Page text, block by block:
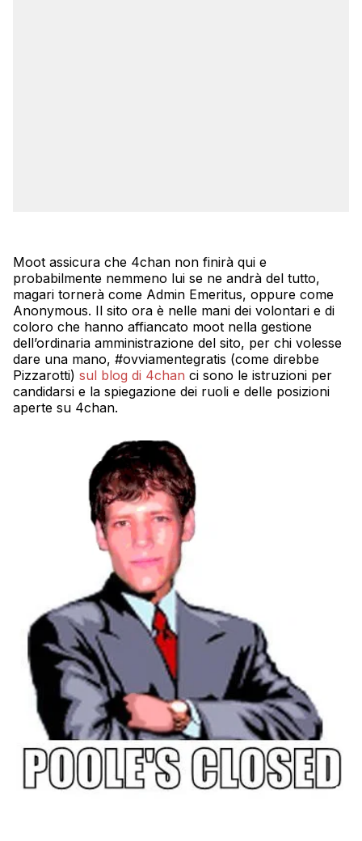
Moot assicura che 4chan non finirà qui e
probabilmente nemmeno lui se ne andrà del tutto,
magari tornerà come Admin Emeritus, oppure come
Anonymous. Il sito ora è nelle mani dei volontari e di
coloro che hanno affiancato moot nella gestione
dell’ordinaria amministrazione del sito, per chi volesse
dare una mano, #ovviamentegratis (come direbbe
Pizzarotti) sul blog di 4chan ci sono le istruzioni per
candidarsi e la spiegazione dei ruoli e delle posizioni
aperte su 4chan.